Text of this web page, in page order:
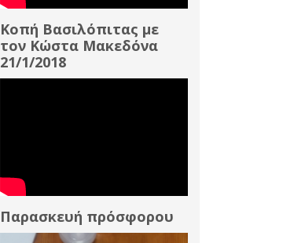
Κοπή Βασιλόπιτας με
τον Κώστα Μακεδόνα
21/1/2018
Παρασκευή πρόσφορου